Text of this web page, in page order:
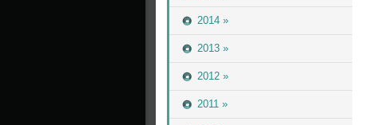
2014 »
2013 »
2012 »
2011 »